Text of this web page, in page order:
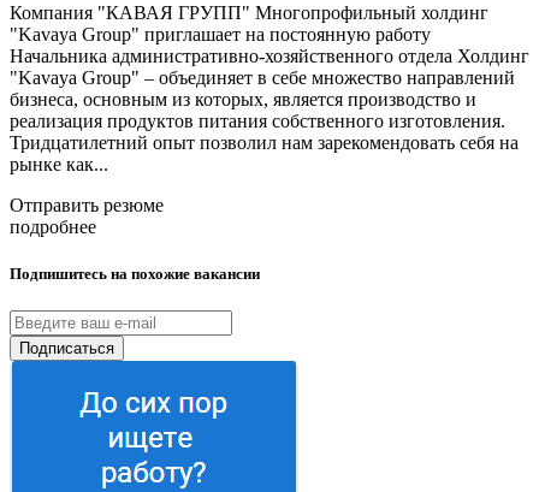
Компания "КАВАЯ ГРУПП" Многопрофильный холдинг
"Kavaya Group" приглашает на постоянную работу
Начальника административно-хозяйственного отдела Холдинг
"Kavaya Group" – объединяет в себе множество направлений
бизнеса, основным из которых, является производство и
реализация продуктов питания собственного изготовления.
Тридцатилетний опыт позволил нам зарекомендовать себя на
рынке как...
Отправить резюме
подробнее
Подпишитесь на похожие вакансии
Подписаться